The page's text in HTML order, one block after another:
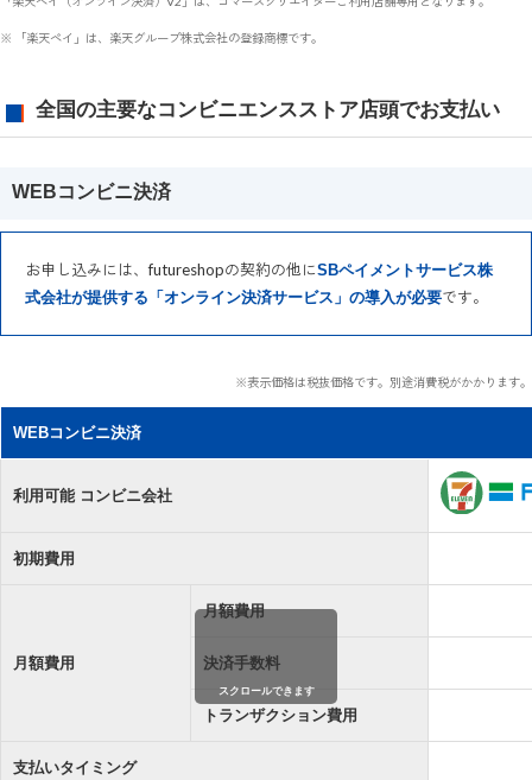
※ 「楽天ペイ」は、楽天グループ株式会社の登録商標です。
全国の主要なコンビニエンスストア店頭でお支払い
WEBコンビニ決済
お申し込みには、futureshopの契約の他にSBペイメントサービス株
式会社が提供する「オンライン決済サービス」の導入が必要です。
※表示価格は税抜価格です。別途消費税がかかります。
WEBコンビニ決済
利用可能 コンビニ会社
初期費用
月額費用
月額費用
決済手数料
トランザクション費用
支払いタイミング
スクロールできます